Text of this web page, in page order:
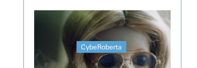
CybeRoberta